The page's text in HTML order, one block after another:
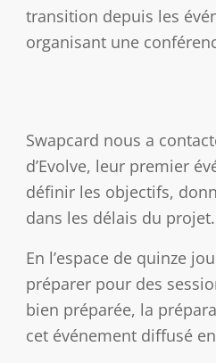
transition depuis les
organisant une
Swapcard nous a
d’Evolve, leur premier
définir les objectifs,
dans les délais du projet.
En l’espace de quinze
préparer pour des
bien préparée, la
cet événement diffusé